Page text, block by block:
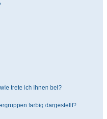
trete ich ihnen bei?
farbig dargestellt?